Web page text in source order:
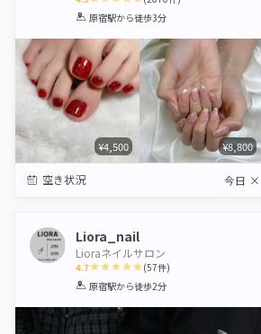
1 2 3 4 5
原宿駅から徒歩3分
¥4,500 ¥8,800
空き状況 今日 ×
Liora_nail
Lioraネイルサロン
4.7
1 2 3 4 5
(57件)
原宿駅から徒歩2分